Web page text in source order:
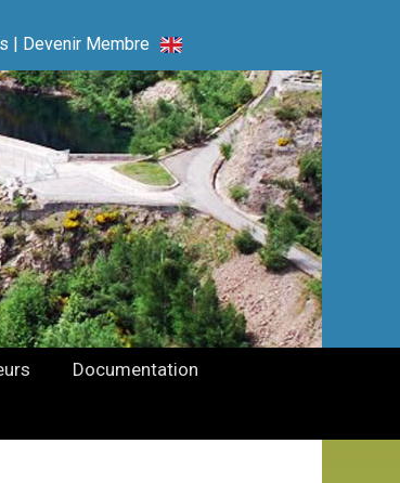
| Devenir Membre
Documentation